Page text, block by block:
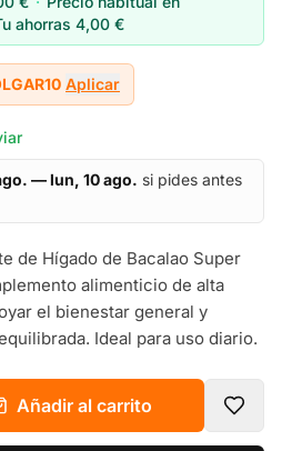
ahorras 4,00 €
Aplicar
— lun, 10 ago. si pides antes
de Hígado de Bacalao Super
alimenticio de alta
el bienestar general y
Ideal para uso diario.
Añadir al carrito